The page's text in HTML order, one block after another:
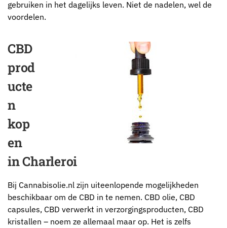
gebruiken in het dagelijks leven. Niet de nadelen, wel de
voordelen.
CBD
prod
ucte
n
kop
en
in Charleroi
Bij Cannabisolie.nl zijn uiteenlopende mogelijkheden
beschikbaar om de CBD in te nemen. CBD olie, CBD
capsules, CBD verwerkt in verzorgingsproducten, CBD
kristallen – noem ze allemaal maar op. Het is zelfs